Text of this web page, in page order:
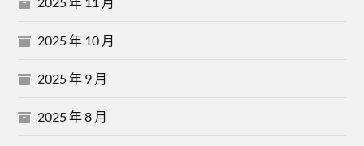
2025 年 10 月
2025 年 9 月
2025 年 8 月